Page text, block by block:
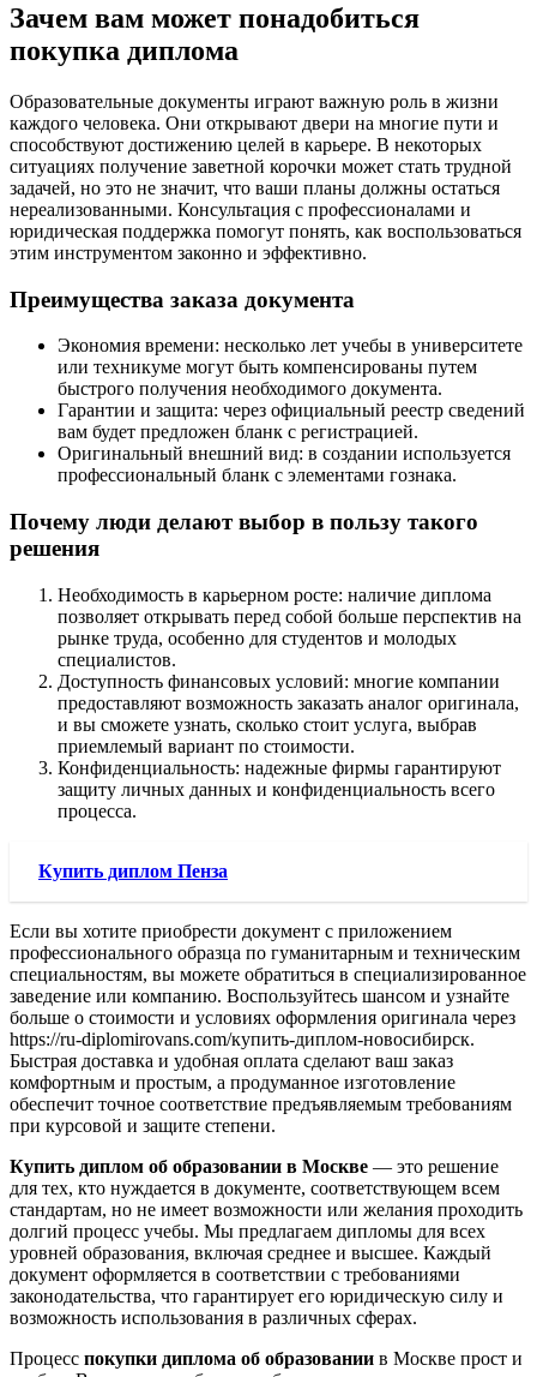
Зачем вам может понадобиться
покупка диплома
Образовательные документы играют важную роль в жизни
каждого человека. Они открывают двери на многие пути и
способствуют достижению целей в карьере. В некоторых
ситуациях получение заветной корочки может стать трудной
задачей, но это не значит, что ваши планы должны остаться
нереализованными. Консультация с профессионалами и
юридическая поддержка помогут понять, как воспользоваться
этим инструментом законно и эффективно.
Преимущества заказа документа
Экономия времени: несколько лет учебы в университете
или техникуме могут быть компенсированы путем
быстрого получения необходимого документа.
Гарантии и защита: через официальный реестр сведений
вам будет предложен бланк с регистрацией.
Оригинальный внешний вид: в создании используется
профессиональный бланк с элементами гознака.
Почему люди делают выбор в пользу такого
решения
Необходимость в карьерном росте: наличие диплома
позволяет открывать перед собой больше перспектив на
рынке труда, особенно для студентов и молодых
специалистов.
Доступность финансовых условий: многие компании
предоставляют возможность заказать аналог оригинала,
и вы сможете узнать, сколько стоит услуга, выбрав
приемлемый вариант по стоимости.
Конфиденциальность: надежные фирмы гарантируют
защиту личных данных и конфиденциальность всего
процесса.
Купить диплом Пенза
Если вы хотите приобрести документ с приложением
профессионального образца по гуманитарным и техническим
специальностям, вы можете обратиться в специализированное
заведение или компанию. Воспользуйтесь шансом и узнайте
больше о стоимости и условиях оформления оригинала через
https://ru-diplomirovans.com/купить-диплом-новосибирск.
Быстрая доставка и удобная оплата сделают ваш заказ
комфортным и простым, а продуманное изготовление
обеспечит точное соответствие предъявляемым требованиям
при курсовой и защите степени.
Купить диплом об образовании в Москве — это решение
для тех, кто нуждается в документе, соответствующем всем
стандартам, но не имеет возможности или желания проходить
долгий процесс учебы. Мы предлагаем дипломы для всех
уровней образования, включая среднее и высшее. Каждый
документ оформляется в соответствии с требованиями
законодательства, что гарантирует его юридическую силу и
возможность использования в различных сферах.
Процесс покупки диплома об образовании в Москве прост и